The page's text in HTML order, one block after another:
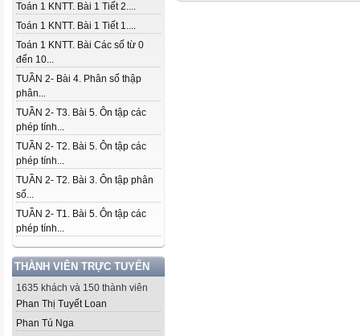
Toán 1 KNTT. Bài 1 Tiết 2....
Toán 1 KNTT. Bài 1 Tiết 1....
Toán 1 KNTT. Bài Các số từ 0
đến 10...
TUẦN 2- Bài 4. Phân số thập
phân...
TUẦN 2- T3. Bài 5. Ôn tập các
phép tính...
TUẦN 2- T2. Bài 5. Ôn tập các
phép tính...
TUẦN 2- T2. Bài 3. Ôn tập phân
số...
TUẦN 2- T1. Bài 5. Ôn tập các
phép tính...
THÀNH VIÊN TRỰC TUYẾN
1635 khách và 150 thành viên
Phan Thị Tuyết Loan
Phan Tú Nga